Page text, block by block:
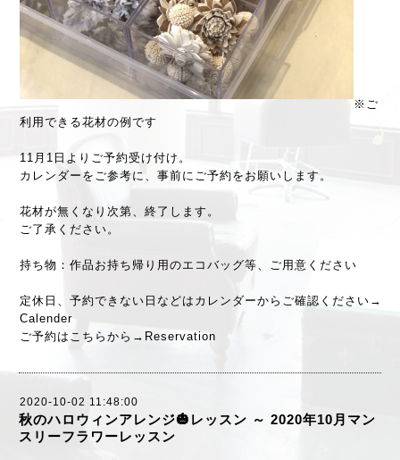
※ご
利用できる花材の例です
11月1日よりご予約受け付け。
カレンダーをご参考に、事前にご予約をお願いします。
花材が無くなり次第、終了します。
ご了承ください。
持ち物：作品お持ち帰り用のエコバッグ等、ご用意ください
定休日、予約できない日などはカレンダーからご確認ください→
Calender
ご予約はこちらから→ Reservation
2020-10-02 11:48:00
秋のハロウィンアレンジ🎃レッスン ～ 2020年10月マン
スリーフラワーレッスン